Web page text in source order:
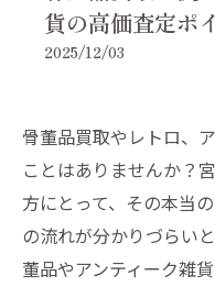
貨の高価査定ポ
2025/12/03
骨董品買取やレトロ、
ことはありませんか？
方にとって、その本当
の流れが分かりづらい
董品やアンティーク雑